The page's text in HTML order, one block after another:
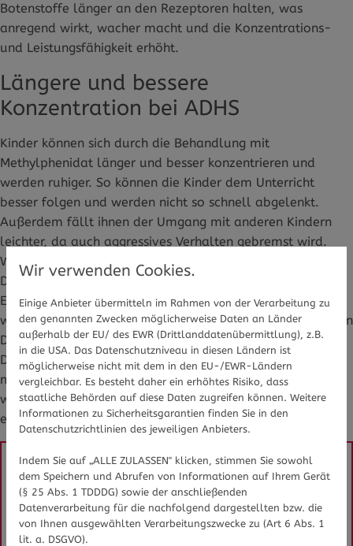
Botenstoffe länger an den Rezeptoren halten, was
anregend wirkt, wacher macht und die Konzentrations-
und Leistungsfähigkeit erhöht.
Längere und bessere
Konzentration bei ADHS
Kinder können sich durch die Behandlung mit
Methylphenidat länger und besser konzentrieren und
werden ruhiger. So können die Kinder dem Unterricht
besser folgen und werden nicht so schnell abgelenkt.
Außerdem fällt ihnen der Umgang mit anderen Kindern
leichter, da auch aggressives Verhalten gebremst wird.
Wichtig ist, dass vor der Behandlung mit Ritalin die
Diagnose ADHS gestellt wird und betroffene Kinder und
Eltern über Wirkung und Nebenwirkungen aufgeklärt
werden. Begonnen wird die Behandlung mit einer niedrigen
Dosis, diese wird wöchentlich gesteigert, bis die richtige
Dosis erreicht ist. Da Methylphenidat auch Erwachsenen
mit ADHS helfen kann, können auch sie damit behandelt
werden. Sie können gewöhnlich eine höhere Dosis
einnehmen.
Sie haben Fragen zu Methylphenidat oder
Medikamenten/Wirkstoffen im Allgemeinen?
Gesundheits-Experten und -Expertinnen aus Ihrer
Region beraten Sie gerne.
Wir verwenden Cookies.
Einige Anbieter übermitteln im Rahmen von der Verarbeitung zu
den genannten Zwecken möglicherweise Daten an Länder
außerhalb der EU/ des EWR (Drittlanddatenübermittlung), z.B.
in die USA. Das Datenschutzniveau in diesen Ländern ist
möglicherweise nicht mit dem in den EU-/EWR-Ländern
vergleichbar. Es besteht daher ein erhöhtes Risiko, dass
staatliche Behörden auf diese Daten zugreifen können. Weitere
Informationen zu Sicherheitsgarantien finden Sie in den
Datenschutzrichtlinien des jeweiligen Anbieters.
Indem Sie auf „ALLE ZULASSEN" klicken, stimmen Sie sowohl
dem Speichern und Abrufen von Informationen auf Ihrem Gerät
(§ 25 Abs. 1 TDDDG) sowie der anschließenden
Datenverarbeitung für die nachfolgend dargestellten bzw. die
von Ihnen ausgewählten Verarbeitungszwecke zu (Art 6 Abs. 1
lit. a. DSGVO).